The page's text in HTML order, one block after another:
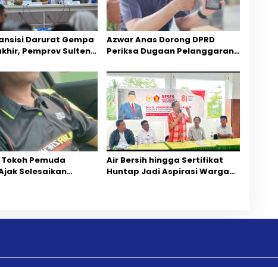
Darurat Gempa
Pemprov Sulteng
Azwar Anas Dorong DPRD
Periksa Dugaan Pelanggaran
CPM
Tokoh Pemuda
Selesaikan
Air Bersih hingga Sertifikat
Huntap Jadi Aspirasi Warga